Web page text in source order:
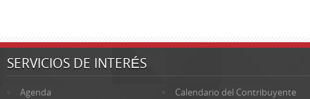
SERVICIOS DE INTERÉS
Agenda
Calendario del Contribuyente